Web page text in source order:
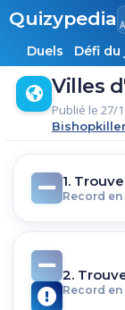
Quizypedia
Duels
Défi du
Villes
Publié le 27/
Bishopkiller
1.
Record en
2.
Record en